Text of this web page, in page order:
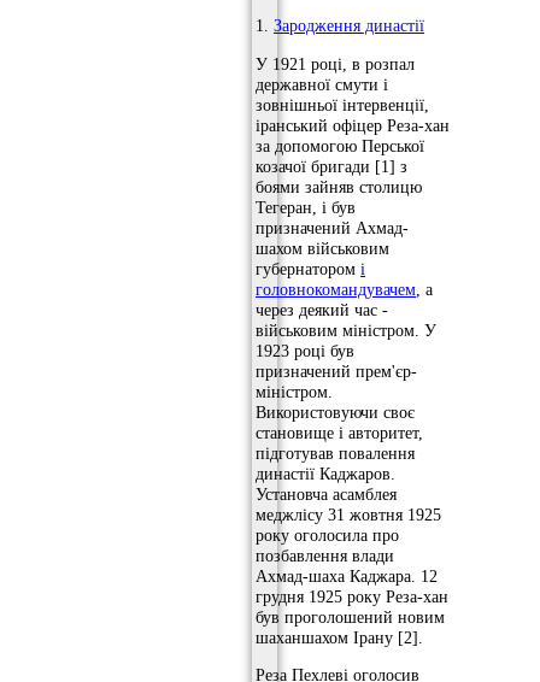
1. Зародження династії
У 1921 році, в розпал
державної смути і
зовнішньої інтервенції,
іранський офіцер Реза-хан
за допомогою Перської
козачої бригади [1] з
боями зайняв столицю
Тегеран, і був
призначений Ахмад-
шахом військовим
губернатором і
головнокомандувачем , а
через деякий час -
військовим міністром. У
1923 році був
призначений прем'єр-
міністром.
Використовуючи своє
становище і авторитет,
підготував повалення
династії Каджаров.
Установча асамблея
меджлісу 31 жовтня 1925
року оголосила про
позбавлення влади
Ахмад-шаха Каджара. 12
грудня 1925 року Реза-хан
був проголошений новим
шаханшахом Ірану [2].
Реза Пехлеві оголосив